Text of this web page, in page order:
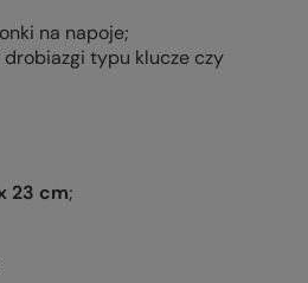
na napoje;
drobiazgi typu klucze czy
23 cm;